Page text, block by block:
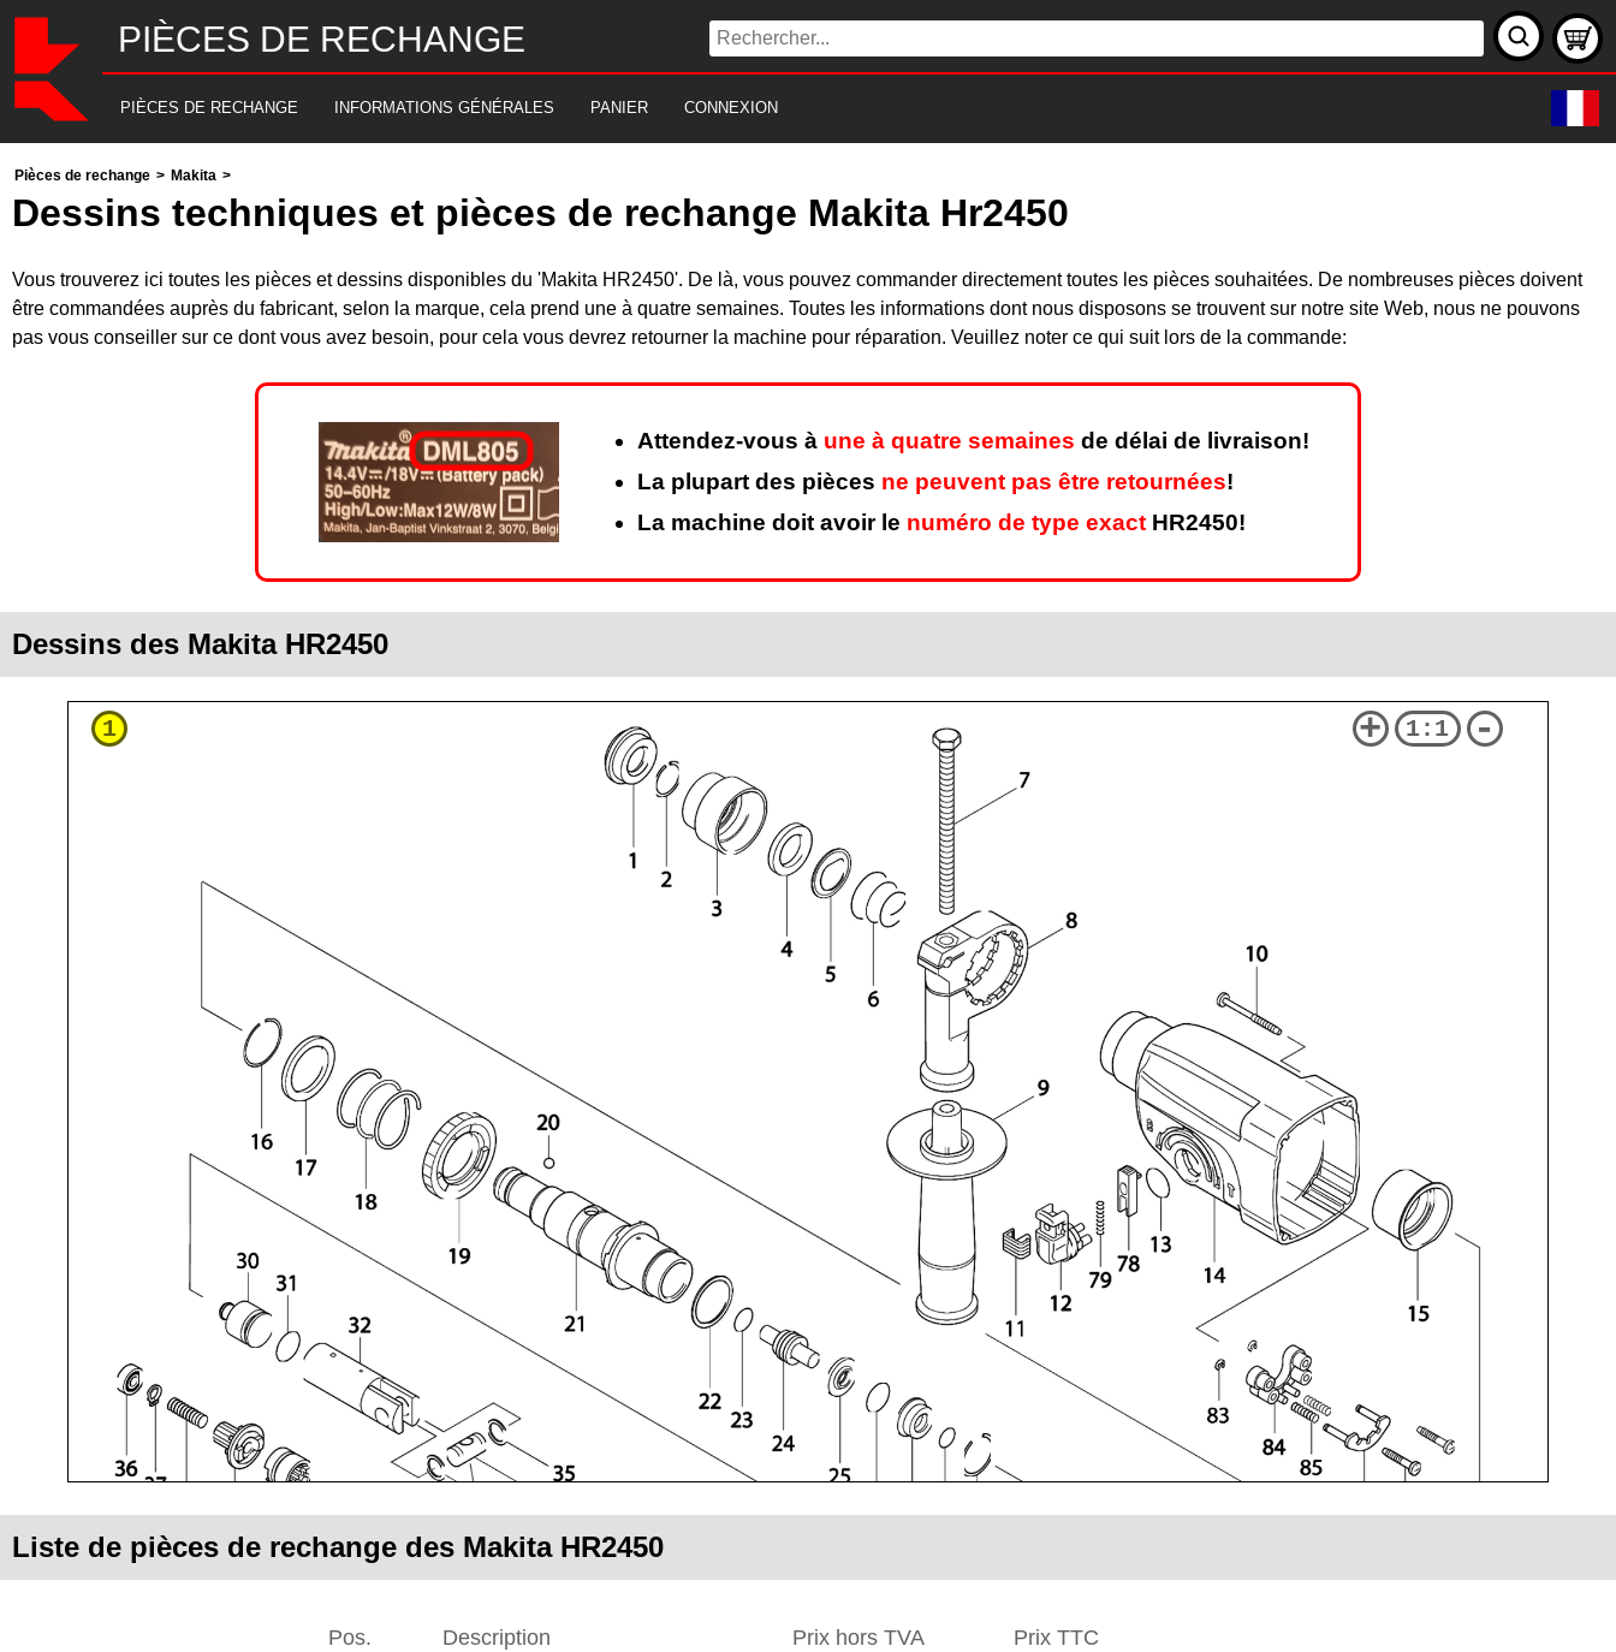
PIÈCES DE RECHANGE
PIÈCES DE RECHANGE INFORMATIONS GÉNÉRALES PANIER CONNEXION
Pièces de rechange > Makita >
Dessins techniques et pièces de rechange Makita Hr2450
Vous trouverez ici toutes les pièces et dessins disponibles du 'Makita HR2450'. De là, vous pouvez commander directement toutes les pièces souhaitées. De nombreuses pièces doivent
être commandées auprès du fabricant, selon la marque, cela prend une à quatre semaines. Toutes les informations dont nous disposons se trouvent sur notre site Web, nous ne pouvons
pas vous conseiller sur ce dont vous avez besoin, pour cela vous devrez retourner la machine pour réparation. Veuillez noter ce qui suit lors de la commande:
Attendez-vous à une à quatre semaines de délai de livraison!
La plupart des pièces ne peuvent pas être retournées!
La machine doit avoir le numéro de type exact HR2450!
Dessins des Makita HR2450
1 + 1:1 -
Liste de pièces de rechange des Makita HR2450
Pos. Description Prix hors TVA Prix ​​TTC